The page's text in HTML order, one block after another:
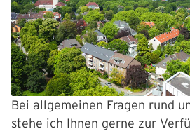
Bei allgemeinen Fragen rund
stehe ich Ihnen gerne zur